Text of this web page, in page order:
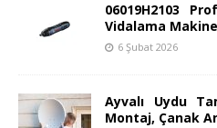
06019H2103
Vidalama
6 Şubat 2026
Ayvalı Uydu
Montaj, Çanak